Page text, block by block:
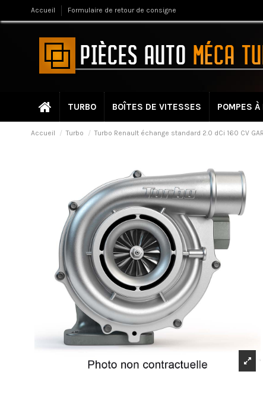
Accueil Formulaire de retour de consigne
TURBO BOÎTES DE VITESSES POMPES
Accueil Turbo Turbo Renault échange standard 2.0 dCi 160 CV